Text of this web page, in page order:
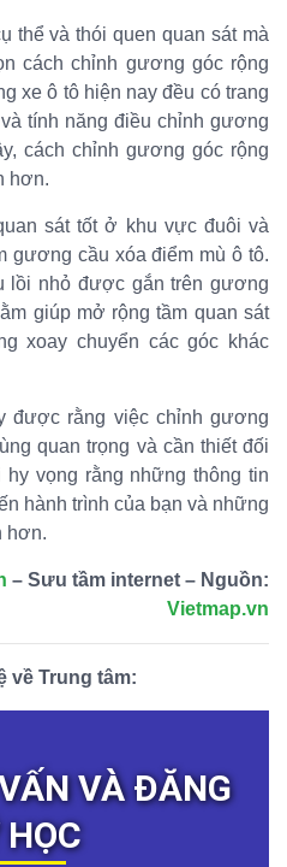
thể và thói quen quan sát mà
cách chỉnh gương góc rộng
xe ô tô hiện nay đều có trang
tính năng điều chỉnh gương
cách chỉnh gương góc rộng
hơn.
sát tốt ở khu vực đuôi và
gương cầu xóa điểm mù ô tô.
lồi nhỏ được gắn trên gương
giúp mở rộng tầm quan sát
xoay chuyển các góc khác
được rằng việc chỉnh gương
quan trọng và cần thiết đối
vọng rằng những thông tin
hành trình của bạn và những
hơn.
– Sưu tầm internet – Nguồn:
Vietmap.vn
về Trung tâm:
VÀ ĐĂNG